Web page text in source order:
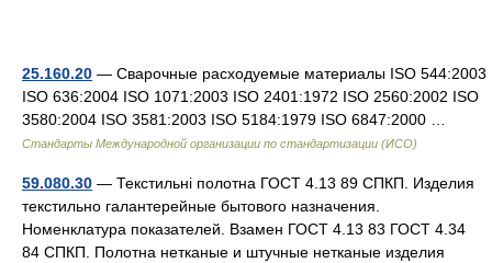
25.160.20 — Сварочные расходуемые материалы ISO 544:2003
ISO 636:2004 ISO 1071:2003 ISO 2401:1972 ISO 2560:2002 ISO
3580:2004 ISO 3581:2003 ISO 5184:1979 ISO 6847:2000 …
Стандарты Международной организации по стандартизации (ИСО)
59.080.30 — Текстильні полотна ГОСТ 4.13 89 СПКП. Изделия
текстильно галантерейные бытового назначения.
Номенклатура показателей. Взамен ГОСТ 4.13 83 ГОСТ 4.34
84 СПКП. Полотна нетканые и штучные нетканые изделия